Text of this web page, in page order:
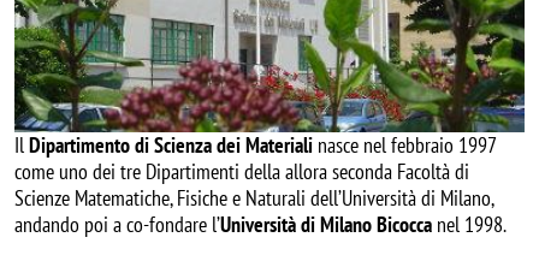
IlDipartimento di Scienza dei Materiali nasce nel febbraio 1997
come uno dei tre Dipartimenti della allora seconda Facoltà di
Scienze Matematiche, Fisiche e Naturali dell’Università di Milano,
andando poi a co-fondare l’Università di Milano Bicocca nel 1998.